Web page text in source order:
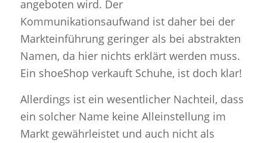
angeboten wird. Der
Kommunikationsaufwand ist daher bei der
Markteinführung geringer als bei abstrakten
Namen, da hier nichts erklärt werden muss.
Ein shoeShop verkauft Schuhe, ist doch klar!
Allerdings ist ein wesentlicher Nachteil, dass
ein solcher Name keine Alleinstellung im
Markt gewährleistet und auch nicht als